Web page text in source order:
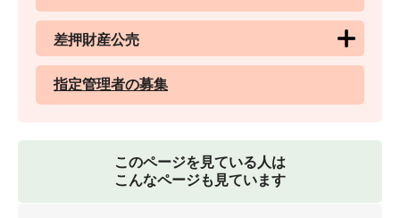
差押財産公売
指定管理者の募集
このページを見ている人は
こんなページも見ています